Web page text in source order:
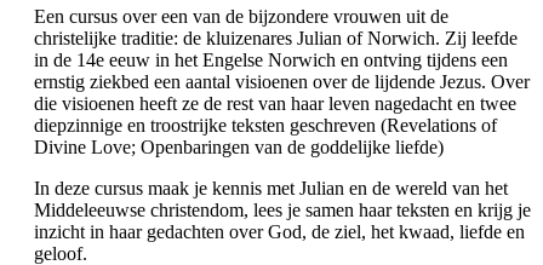
Een cursus over een van de bijzondere vrouwen uit de
christelijke traditie: de kluizenares Julian of Norwich. Zij leefde
in de 14e eeuw in het Engelse Norwich en ontving tijdens een
ernstig ziekbed een aantal visioenen over de lijdende Jezus. Over
die visioenen heeft ze de rest van haar leven nagedacht en twee
diepzinnige en troostrijke teksten geschreven (Revelations of
Divine Love; Openbaringen van de goddelijke liefde)
In deze cursus maak je kennis met Julian en de wereld van het
Middeleeuwse christendom, lees je samen haar teksten en krijg je
inzicht in haar gedachten over God, de ziel, het kwaad, liefde en
geloof.